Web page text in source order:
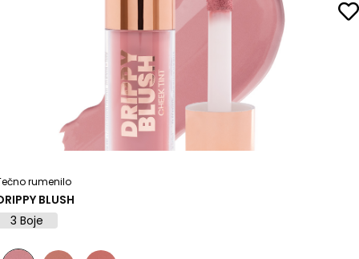
rumenilo
BLUSH
3 Boje